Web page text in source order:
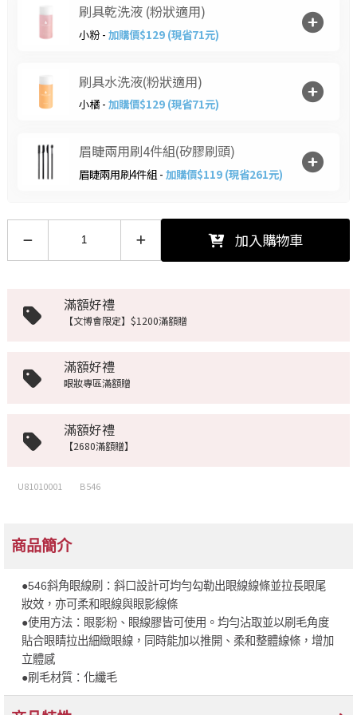
刷具乾洗液 (粉狀適用)
小粉 - 加購價$129 (現省71元)
刷具水洗液(粉狀適用)
小橘 - 加購價$129 (現省71元)
眉睫兩用刷4件組(矽膠刷頭)
眉睫兩用刷4件組 - 加購價$119 (現省261元)
加入購物車
滿額好禮
【文博會限定】$1200滿額贈
滿額好禮
眼妝專區滿額贈
滿額好禮
【2680滿額贈】
U81010001 B546
商品簡介
●546斜角眼線刷：斜口設計可均勻勾勒出眼線線條並拉長眼尾
妝效，亦可柔和眼線與眼影線條
●使用方法：眼影粉、眼線膠皆可使用。均勻沾取並以刷毛角度
貼合眼睛拉出細緻眼線，同時能加以推開、柔和整體線條，增加
立體感
●刷毛材質：化纖毛